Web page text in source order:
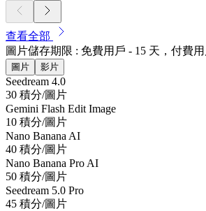
查看全部
圖片儲存期限 : 免費用戶 - 15 天，付費用
圖片 影片
Seedream 4.0
30 積分/圖片
Gemini Flash Edit Image
10 積分/圖片
Nano Banana AI
40 積分/圖片
Nano Banana Pro AI
50 積分/圖片
Seedream 5.0 Pro
45 積分/圖片